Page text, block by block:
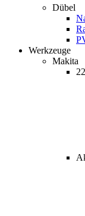
Dübel
Werkzeuge
Makita